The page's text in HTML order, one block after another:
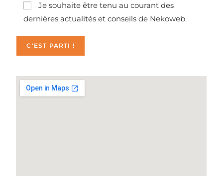
Je souhaite être tenu au courant des
dernières actualités et conseils de Nekoweb